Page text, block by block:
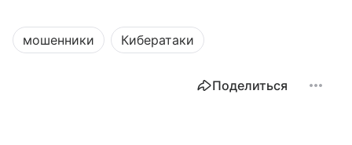
мошенники Кибератаки
Поделиться